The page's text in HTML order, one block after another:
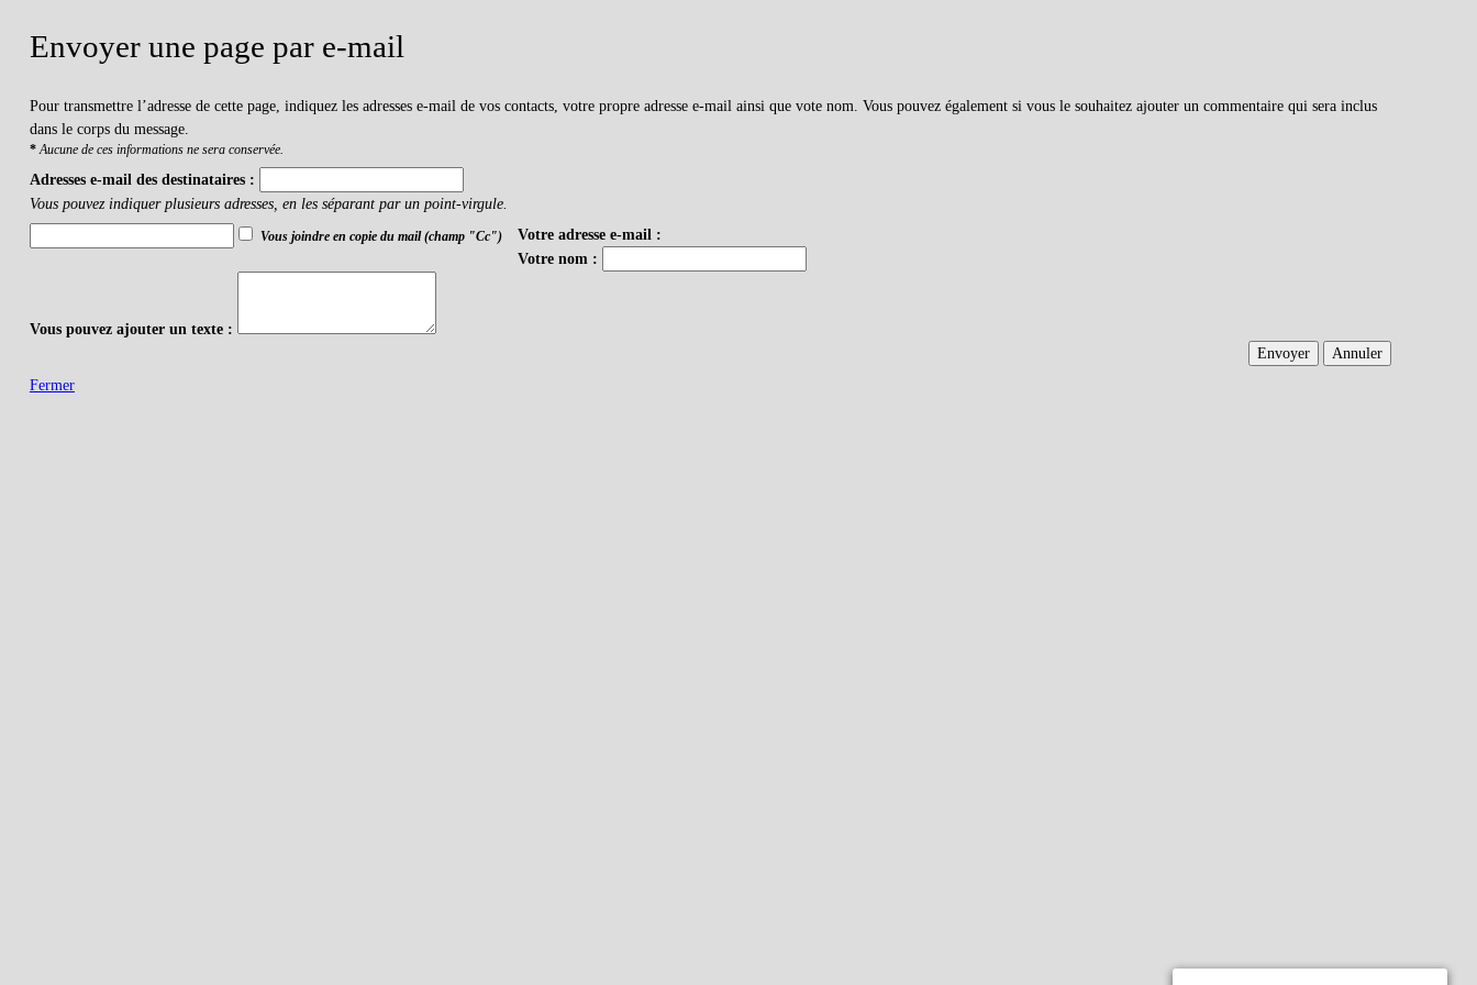
Envoyer une page par e-mail
Pour transmettre l’adresse de cette page, indiquez les adresses e-mail de vos contacts, votre propre adresse e-mail ainsi que vote nom. Vous pouvez également si vous le souhaitez ajouter un commentaire qui sera inclus
dans le corps du message.
* Aucune de ces informations ne sera conservée.
Adresses e-mail des destinataires :
Vous pouvez indiquer plusieurs adresses, en les séparant par un point-virgule.
Votre adresse e-mail :
Vous joindre en copie du mail (champ "Cc")
Votre nom :
Vous pouvez ajouter un texte :
Fermer